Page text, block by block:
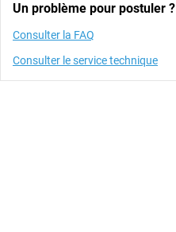
Un problème pour postuler ?
Consulter la FAQ
Consulter le service technique